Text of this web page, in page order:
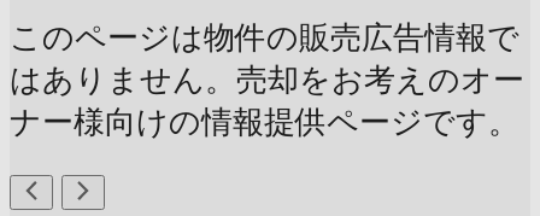
このページは物件の販売広告情報で
はありません。売却をお考えのオー
ナー様向けの情報提供ページです。